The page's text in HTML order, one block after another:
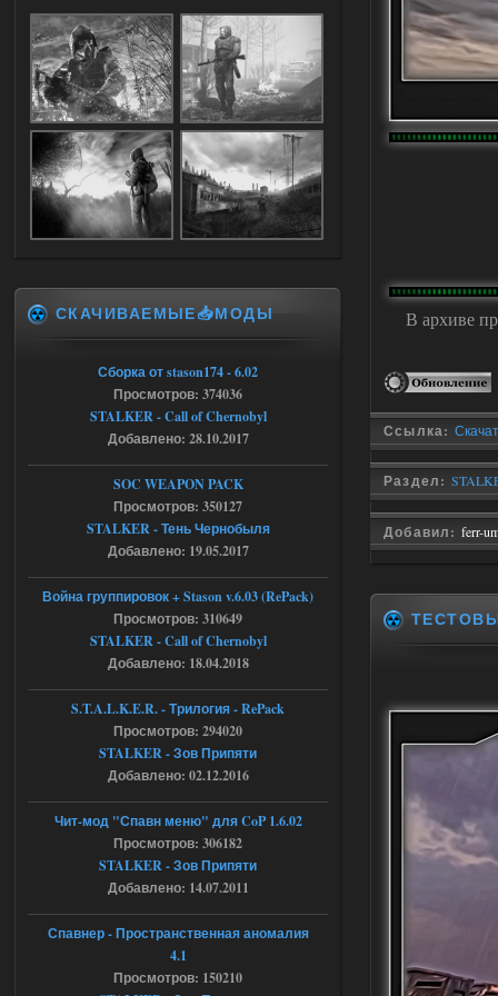
В архиве
Ссылка:
Раздел:
Добавил: ferr-
где пароль?
Ответить ➤
05.08.2026
Dead Air: Refined
09:03
Stalker-Mods-Clan-su
Доступно только для пользователей
Объединенный Пак 2 + OGSR +
STCoP WP 3.4
Stalker-Mods-Clan-su
Доступно только для пользователей
Ответить ➤
Объединенный Пак 2 + OGSR +
STCoP WP 3.4
Доступно только для пользователей
Ответить ➤
04.08.2026
Объединенный Пак 2 + OGSR +
STCoP WP 3.4
Доступно только для пользователей
Ответить ➤
Объединенный Пак 2 + OGSR +
STCoP WP 3.4
СКАЧИВАЕМЫЕ📥МОДЫ
Сборка от stason174 - 6.02
Просмотров: 374036
STALKER - Call of Chernobyl
Добавлено: 28.10.2017
SOC WEAPON PACK
Просмотров: 350127
STALKER - Тень Чернобыля
Добавлено: 19.05.2017
Война группировок + Stason v.6.03 (RePack)
Просмотров: 310649
STALKER - Call of Chernobyl
Добавлено: 18.04.2018
S.T.A.L.K.E.R. - Трилогия - RePack
Просмотров: 294020
STALKER - Зов Припяти
Добавлено: 02.12.2016
Чит-мод "Спавн меню" для CoP 1.6.02
Просмотров: 306182
STALKER - Зов Припяти
Добавлено: 14.07.2011
Спавнер - Пространственная аномалия
4.1
Просмотров: 150210